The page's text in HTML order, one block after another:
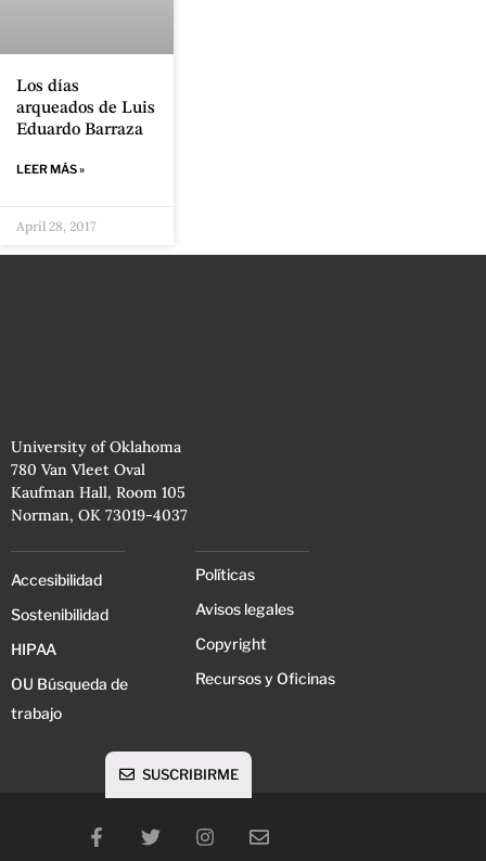
Los días
arqueados de Luis
Eduardo Barraza
LEER MÁS »
April 28, 2017
University of Oklahoma
780 Van Vleet Oval
Kaufman Hall, Room 105
Norman, OK 73019-4037
Accesibilidad
Sostenibilidad
HIPAA
OU Búsqueda de
trabajo
Políticas
Avisos legales
Copyright
Recursos y Oficinas
SUSCRIBIRME